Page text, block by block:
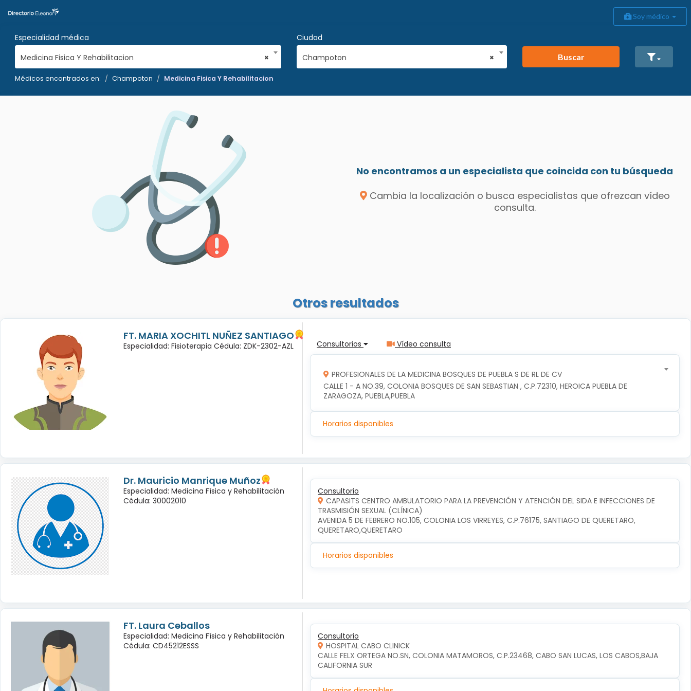
Soy médico
Especialidad médica
×
Medicina Fisica Y Rehabilitacion
Ciudad
×
Champoton Buscar
Médicos encontrados en: Champoton Medicina Fisica Y Rehabilitacion
No encontramos a un especialista que coincida con tu búsqueda
Cambia la localización o busca especialistas que ofrezcan vídeo
consulta.
Otros resultados
FT. MARIA XOCHITL NUÑEZ SANTIAGO
Especialidad: Fisioterapia Cédula: ZDK-2302-AZL Consultorios Vídeo consulta
PROFESIONALES DE LA MEDICINA BOSQUES DE PUEBLA S DE RL DE CV
CALLE 1 - A NO.39, COLONIA BOSQUES DE SAN SEBASTIAN , C.P.72310, HEROICA PUEBLA DE
ZARAGOZA, PUEBLA,PUEBLA
Horarios disponibles
Dr. Mauricio Manrique Muñoz
Especialidad: Medicina Física y Rehabilitación
Cédula: 30002010
Consultorio
CAPASITS CENTRO AMBULATORIO PARA LA PREVENCIÓN Y ATENCIÓN DEL SIDA E INFECCIONES DE
TRASMISIÓN SEXUAL (CLÍNICA)
AVENIDA 5 DE FEBRERO NO.105, COLONIA LOS VIRREYES, C.P.76175, SANTIAGO DE QUERETARO,
QUERETARO,QUERETARO
Horarios disponibles
FT. Laura Ceballos
Especialidad: Medicina Física y Rehabilitación
Cédula: CD45212ESSS
Consultorio
HOSPITAL CABO CLINICK
CALLE FELX ORTEGA NO.SN, COLONIA MATAMOROS, C.P.23468, CABO SAN LUCAS, LOS CABOS,BAJA
CALIFORNIA SUR